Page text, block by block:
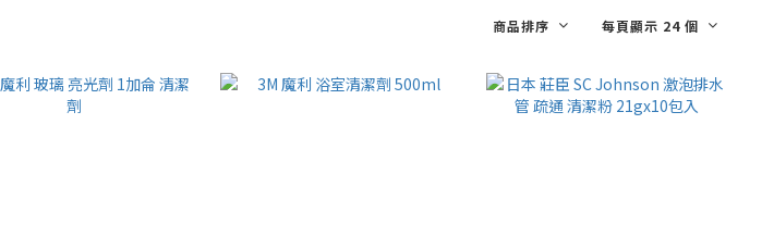
商品排序 每頁顯示 24 個